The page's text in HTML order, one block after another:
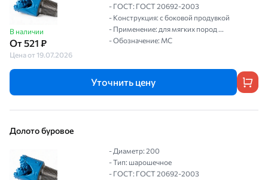
В наличии
От 521 ₽
Цена от 19.07.2026
- ГОСТ: ГОСТ 20692-2003
- Конструкция: с боковой продувкой
- Применение: для мягких пород ...
- Обозначение: МС
Уточнить цену
Долото буровое
- Диаметр: 200
- Тип: шарошечное
- ГОСТ: ГОСТ 20692-2003